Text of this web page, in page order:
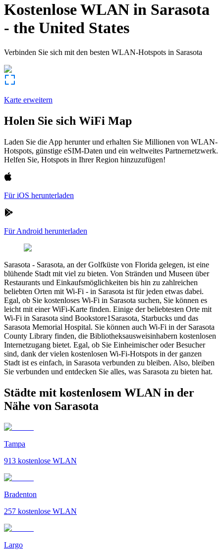
Kostenlose WLAN in Sarasota
- the United States
Verbinden Sie sich mit den besten WLAN-Hotspots in Sarasota
Karte erweitern
Holen Sie sich WiFi Map
Laden Sie die App herunter und erhalten Sie Millionen von WLAN-
Hotspots, günstige eSIM-Daten und ein weltweites Partnernetzwerk.
Helfen Sie, Hotspots in Ihrer Region hinzuzufügen!
Für iOS herunterladen
Für Android herunterladen
Sarasota - Sarasota, an der Golfküste von Florida gelegen, ist eine
blühende Stadt mit viel zu bieten. Von Stränden und Museen über
Restaurants und Einkaufsmöglichkeiten bis hin zu zahlreichen
beliebten Orten mit Wi-Fi - in Sarasota ist für jeden etwas dabei.
Egal, ob Sie kostenloses Wi-Fi in Sarasota suchen, Sie können es
leicht mit einer WiFi-Karte finden. Einige der beliebtesten Orte mit
Wi-Fi in Sarasota sind Bookstore1Sarasota, Starbucks und das
Sarasota Memorial Hospital. Sie können auch Wi-Fi in der Sarasota
County Library finden, die Bibliotheksausweisinhabern kostenlosen
Internetzugang bietet. Egal, ob Sie Einheimischer oder Besucher
sind, dank der vielen kostenlosen Wi-Fi-Hotspots in der ganzen
Stadt ist es einfach, in Sarasota verbunden zu bleiben. Also, bleiben
Sie verbunden und entdecken Sie alles, was Sarasota zu bieten hat.
Städte mit kostenlosem WLAN in der
Nähe von Sarasota
Tampa
913 kostenlose WLAN
Bradenton
257 kostenlose WLAN
Largo